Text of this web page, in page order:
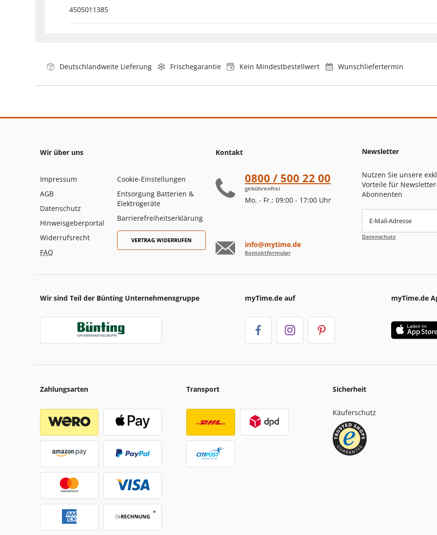
4505011385
Deutschlandweite Lieferung Frischegarantie Kein Mindestbestellwert Wunschliefertermin
Wir über uns
Impressum
AGB
Datenschutz
Hinweisgeberportal
Widerrufsrecht
FAQ
Cookie-Einstellungen
Entsorgung Batterien &
Elektrogeräte
Barrierefreiheitserklärung
VERTRAG WIDERRUFEN
Kontakt
0800 / 500 22 00
gebührenfrei
Mo. - Fr.: 09:00 - 17:00 Uhr
info@mytime.de
Kontaktformular
Newsletter
Nutzen Sie unsere
Vorteile für
Abonnenten
E-Mail-Adresse
Datenschutz
Wir sind Teil der Bünting Unternehmensgruppe myTime.de auf myTime.de
Zahlungsarten Transport Sicherheit
Käuferschutz